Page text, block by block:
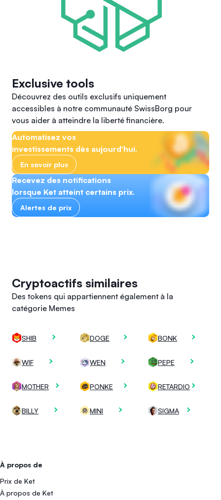
À propos de
Prix de Ket
À propos de Ket
Exclusive tools
Découvrez des outils exclusifs uniquement
accessibles à notre communauté SwissBorg pour
vous aider à atteindre la liberté financière.
Automatisez vos
investissements dès aujourd'hui.
En savoir plus
Recevez des notifications
lorsque Ket atteint certains prix.
Alertes de prix
Cryptoactifs similaires
Des tokens qui appartiennent également à la
catégorie Memes
SHIB DOGE BONK
WIF WEN PEPE
MOTHER PONKE RETARDIO
BILLY MINI SIGMA